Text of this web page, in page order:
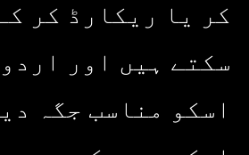
کر یا ریکارڈ کر
سکتے ہیں اور
اسکو مناسب جگہ